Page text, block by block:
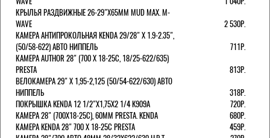
КРЫЛЬЯ РАЗДВИЖНЫЕ 26-29"Х65ММ MUD MAX. M-
WAVE
2 530Р.
КАМЕРА АНТИПРОКОЛЬНАЯ KENDA 29/28" Х 1.9-2.35",
(50/58-622) АВТО НИППЕЛЬ
711Р.
КАМЕРА AUTHOR 28" (700 Х 18-25С, 18/25-622/635)
PRESTA
813Р.
ВЕЛОКАМЕРА 29" X 1,95-2,125 (50/54-622/630) АВТО
НИППЕЛЬ
318Р.
ПОКРЫШКА KENDA 12 1/2"Х1,75X2 1/4 K909A
720Р.
КАМЕРА 28" (700Х18-25С), 60ММ PRESTA. KENDA
680Р.
КАМЕРА KENDA 28" 700 Х 18-25С PRESTA
459Р.